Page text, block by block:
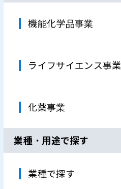
機能化学品事業
ライフサイエンス事業
化薬事業
業種・用途で探す
業種で探す